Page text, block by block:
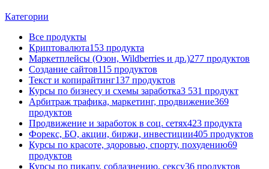
Категории
Все продукты
Криптовалюта153 продукта
Маркетплейсы (Озон, Wildberries и др.)277 продуктов
Создание сайтов115 продуктов
Текст и копирайтинг137 продуктов
Курсы по бизнесу и схемы заработка3 531 продукт
Арбитраж трафика, маркетинг, продвижение369
продуктов
Продвижение и заработок в соц. сетях423 продукта
Форекс, БО, акции, биржи, инвестиции405 продуктов
Курсы по красоте, здоровью, спорту, похудению69
продуктов
Курсы по пикапу, соблазнению, сексу36 продуктов